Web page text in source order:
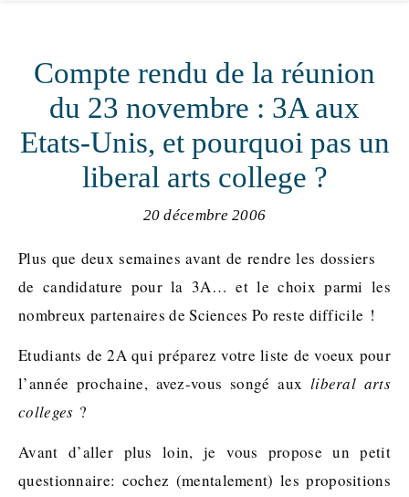
Compte rendu de la réunion
du 23 novembre : 3A aux
Etats-Unis, et pourquoi pas un
liberal arts college ?
20 décembre 2006
Plus que deux semaines avant de rendre les dossiers
de candidature pour la 3A… et le choix parmi les
nombreux partenaires de Sciences Po reste difficile !
Etudiants de 2A qui préparez votre liste de voeux pour
l’année prochaine, avez-vous songé aux liberal arts
colleges ?
Avant d’aller plus loin, je vous propose un petit
questionnaire: cochez (mentalement) les propositions